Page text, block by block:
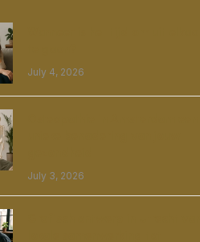
July 4, 2026
July 3, 2026